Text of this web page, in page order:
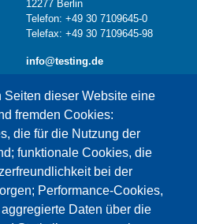
Seiten dieser Website eine
fremden Cookies:
die für die Nutzung der
funktionale Cookies, die
bei der
Performance-Cookies,
Daten über die
12277 Berlin
Telefon: +49 30 7109645-0
Telefax: +49 30 7109645-98
info@testing.de
da die Google Maps